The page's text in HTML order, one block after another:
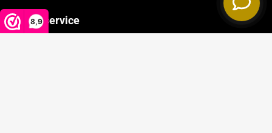
8,9
Klantenservice